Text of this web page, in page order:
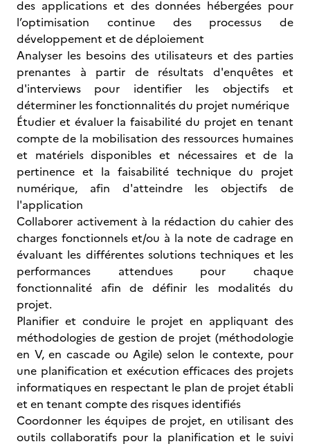
des applications et des données hébergées pour
l’optimisation continue des processus de
développement et de déploiement
Analyser les besoins des utilisateurs et des parties
prenantes à partir de résultats d'enquêtes et
d'interviews pour identifier les objectifs et
déterminer les fonctionnalités du projet numérique
Étudier et évaluer la faisabilité du projet en tenant
compte de la mobilisation des ressources humaines
et matériels disponibles et nécessaires et de la
pertinence et la faisabilité technique du projet
numérique, afin d'atteindre les objectifs de
l'application
Collaborer activement à la rédaction du cahier des
charges fonctionnels et/ou à la note de cadrage en
évaluant les différentes solutions techniques et les
performances attendues pour chaque
fonctionnalité afin de définir les modalités du
projet.
Planifier et conduire le projet en appliquant des
méthodologies de gestion de projet (méthodologie
en V, en cascade ou Agile) selon le contexte, pour
une planification et exécution efficaces des projets
informatiques en respectant le plan de projet établi
et en tenant compte des risques identifiés
Coordonner les équipes de projet, en utilisant des
outils collaboratifs pour la planification et le suivi